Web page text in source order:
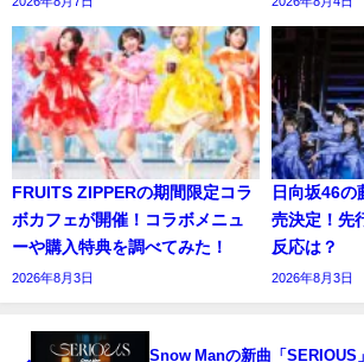
FRUITS ZIPPERの期間限定コラ
ボカフェが開催！コラボメニュ
ーや購入特典を調べてみた！
2026年8月3日
日向坂46の
売決定！先
反応は？
2026年8月3日
Snow Manの新曲「SERIOUS